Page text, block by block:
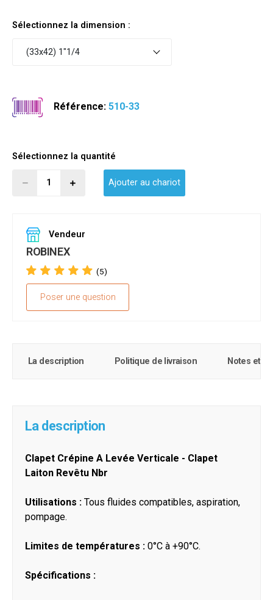
Sélectionnez la dimension :
(33x42) 1"1/4
Référence:510-33
Sélectionnez la quantité
Ajouter au chariot
Vendeur
ROBINEX
(5)
Poser une question
La description Politique de livraison Notes et
La description
Clapet Crépine A Levée Verticale - Clapet
Laiton Revêtu Nbr
Utilisations : Tous fluides compatibles, aspiration,
pompage.
Limites de températures : 0°C à +90°C.
Spécifications :